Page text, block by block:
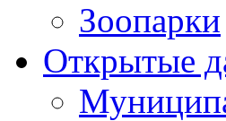
Зоопарки
Открытые